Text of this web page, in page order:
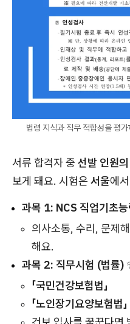
법령 지식과 직무 적합성을 평
서류 합격자 중 선발 인원
보게 돼요. 시험은 서울에
과목 1: NCS 직업기초
의사소통, 수리, 문제
해요.
과목 2: 직무시험 (법률)
「국민건강보험법」
「노인장기요양보험법」